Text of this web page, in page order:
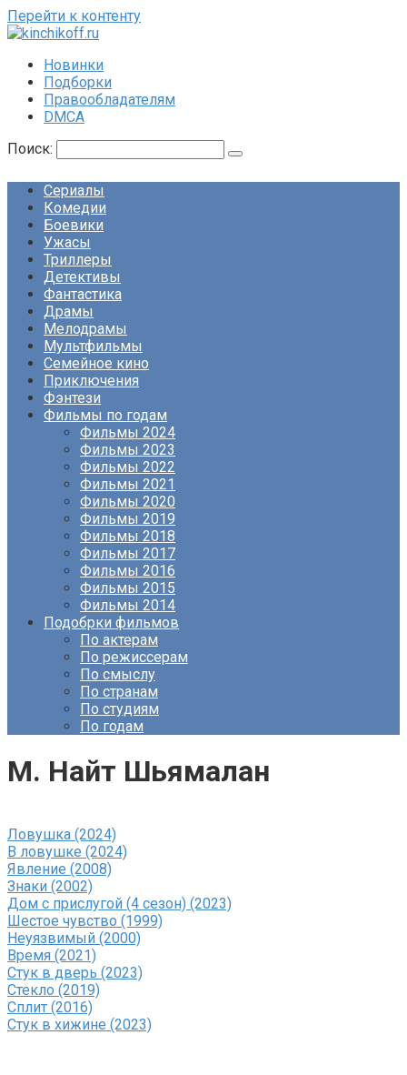
Перейти к контенту
Новинки
Подборки
Правообладателям
DMCA
Поиск:
Сериалы
Комедии
Боевики
Ужасы
Триллеры
Детективы
Фантастика
Драмы
Мелодрамы
Мультфильмы
Семейное кино
Приключения
Фэнтези
Фильмы по годам
Фильмы 2024
Фильмы 2023
Фильмы 2022
Фильмы 2021
Фильмы 2020
Фильмы 2019
Фильмы 2018
Фильмы 2017
Фильмы 2016
Фильмы 2015
Фильмы 2014
Подобрки фильмов
По актерам
По режиссерам
По смыслу
По странам
По студиям
По годам
М. Найт Шьямалан
Ловушка (2024)
В ловушке (2024)
Явление (2008)
Знаки (2002)
Дом с прислугой (4 сезон) (2023)
Шестое чувство (1999)
Неуязвимый (2000)
Время (2021)
Стук в дверь (2023)
Стекло (2019)
Сплит (2016)
Стук в хижине (2023)